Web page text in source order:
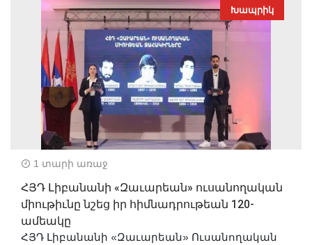
Խապրիկ
1 տարի առաջ
ՀՅԴ Լիբանանի «Զաւարեան» ուսանողական
միութիւնը նշեց իր հիմնադրութեան 120-
ամեակը
ՀՅԴ Լիբանանի «Զաւարեան» Ուսանողական